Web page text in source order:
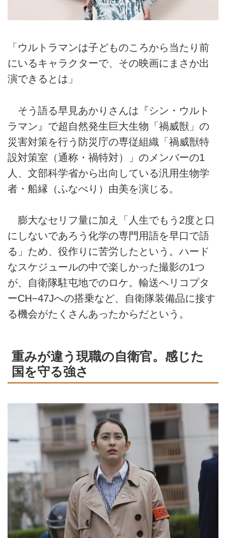
「ウルトラマンは子どものころから当たり前
にいるキャラクターで、その映画にまさか出
演できるとは」
そう語る早見あかりさんは『シン・ウルト
ラマン』で超自然発生巨大生物「禍威獣」の
災害対策を行う防災庁の専従組織「禍威獣特
設対策室（通称・禍特対）」のメンバーの1
人、文部科学省から出向している汎用生物学
者・船縁（ふなべり）由美を演じる。
膨大なセリフ量に加え「人生でもう2度と口
にしないであろう化学の専門用語を早口で語
る」ため、役作りに苦労したという。ハード
なスケジュールの中で楽しかった撮影の1つ
が、自衛隊駐屯地でのロケ。輸送ヘリコプタ
ーCH−47Jへの搭乗など、自衛隊装備品に接す
る機会がたくさんあったからだという。
重みが違う現職の自衛官。感じた
国を守る強さ